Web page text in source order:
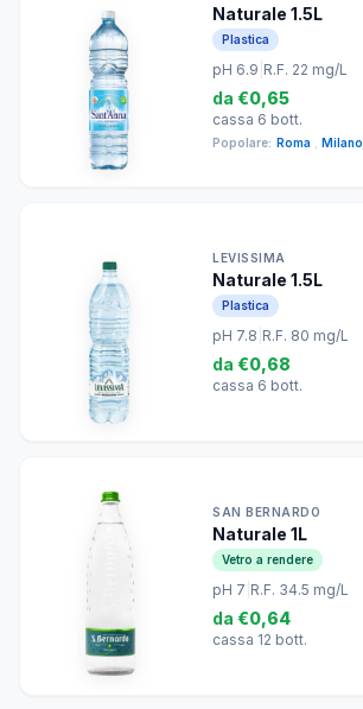
Naturale 1.5L
Plastica
pH 6.9 R.F. 22 mg/L
da €0,65
cassa 6 bott.
Popolare: Roma Milano
LEVISSIMA
Naturale 1.5L
Plastica
pH 7.8 R.F. 80 mg/L
da €0,68
cassa 6 bott.
SAN BERNARDO
Naturale 1L
Vetro a rendere
pH 7 R.F. 34.5 mg/L
da €0,64
cassa 12 bott.